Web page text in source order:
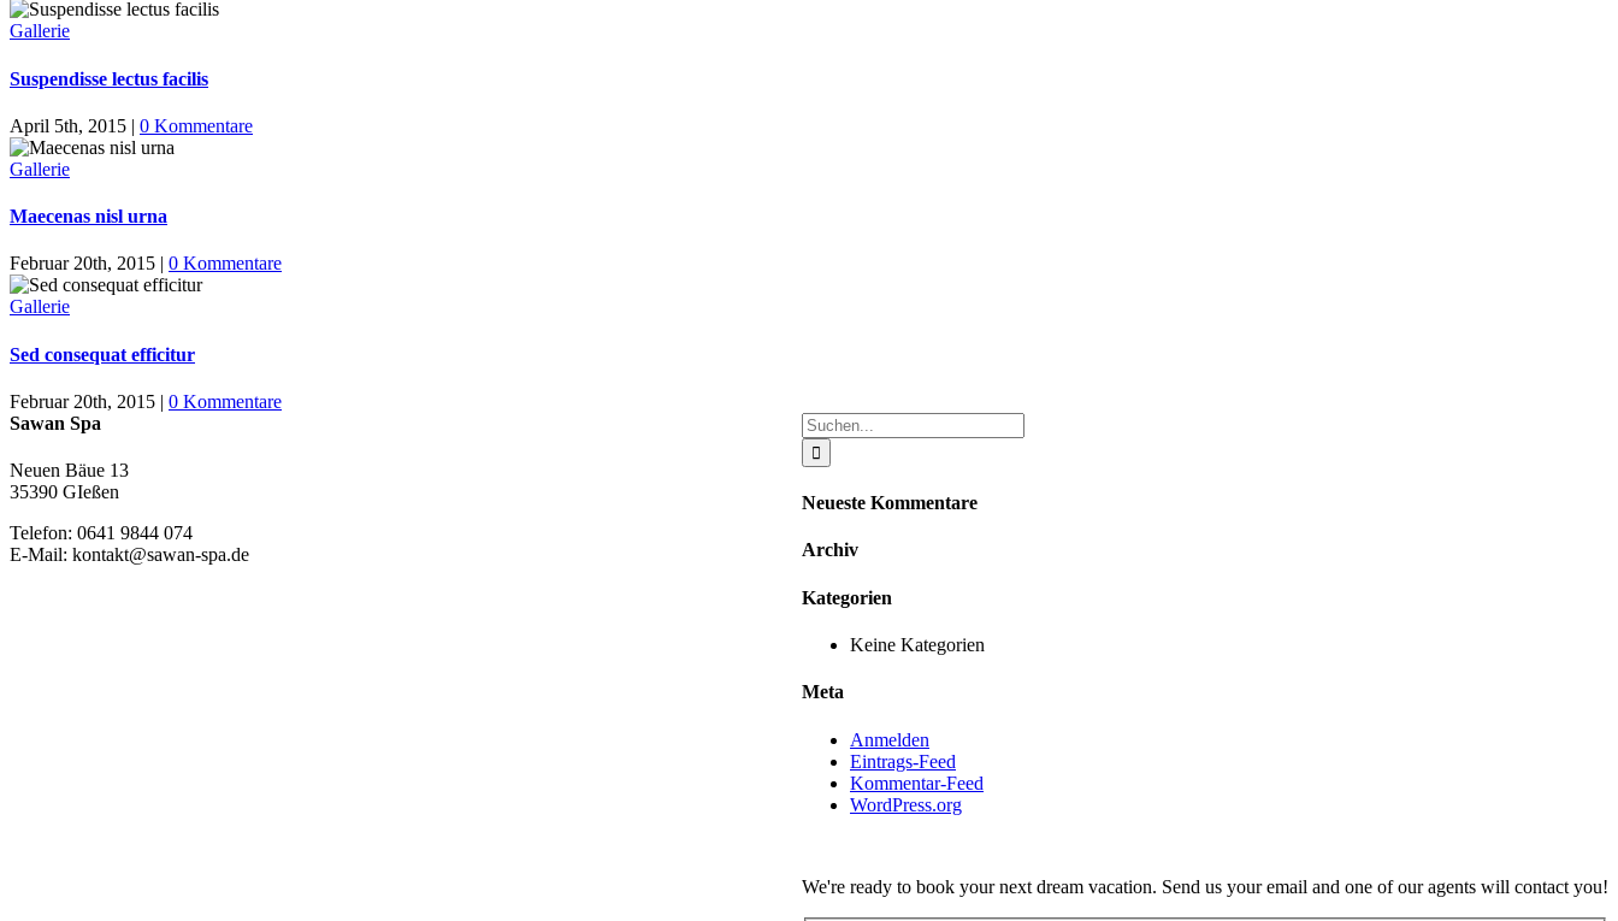
Gallerie
Suspendisse lectus facilis
April 5th, 2015 | 0 Kommentare
Gallerie
Maecenas nisl urna
Februar 20th, 2015 | 0 Kommentare
Gallerie
Sed consequat efficitur
Februar 20th, 2015 | 0 Kommentare
Suche
nach:
Neueste Kommentare
Archiv
Kategorien
Keine Kategorien
Meta
Anmelden
Eintrags-Feed
Kommentar-Feed
WordPress.org
We're ready to book your next dream vacation. Send us your email and one of our agents will contact you!
Sawan Spa
Neuen Bäue 13
35390 GIeßen
Telefon: 0641 9844 074
E-Mail: kontakt@sawan-spa.de